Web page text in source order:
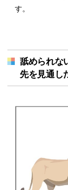
す。
舐められな
先を見通し